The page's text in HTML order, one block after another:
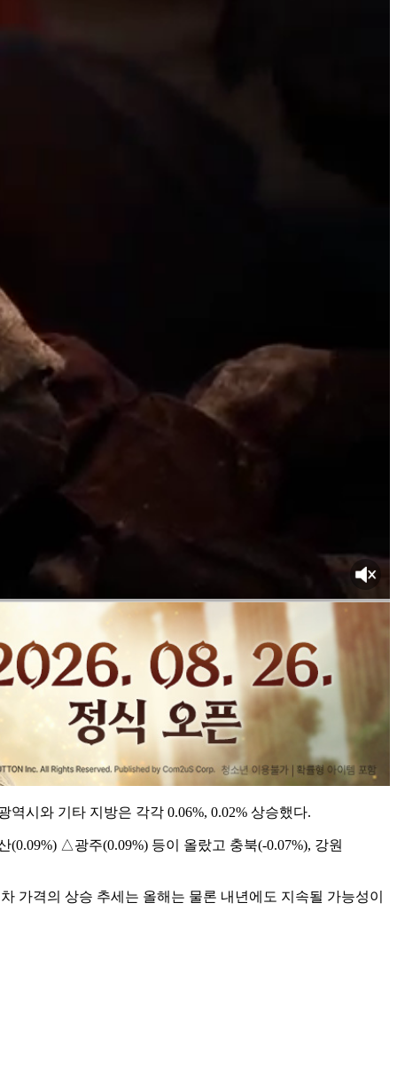
역시와 기타 지방은 각각 0.06%, 0.02% 상승했다.
△광주(0.09%) 등이 올랐고 충북(-0.07%), 강원
가격의 상승 추세는 올해는 물론 내년에도 지속될 가능성이